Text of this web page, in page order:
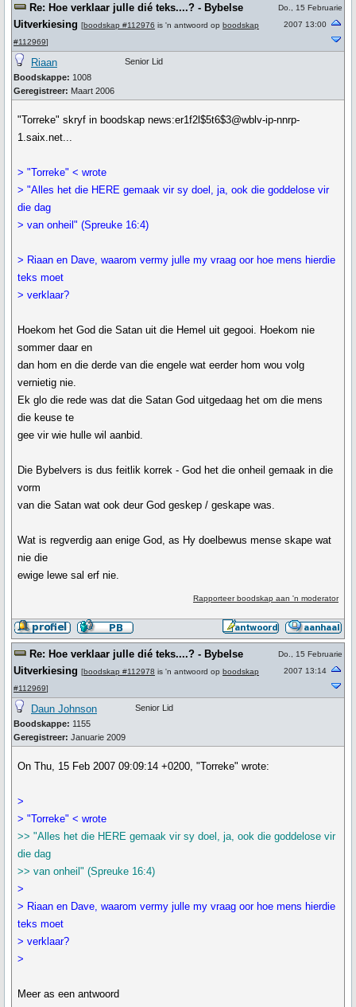
Re: Hoe verklaar julle dié teks....? - Bybelse
Uitverkiesing [boodskap #112976 is 'n antwoord op boodskap
#112969]
Do., 15 Februarie
2007 13:00
Riaan
Boodskappe: 1008
Geregistreer: Maart 2006
Senior Lid
"Torreke" skryf in boodskap news:er1f2l$5t6$3@wblv-ip-nnrp-
1.saix.net...
> "Torreke" < wrote
> "Alles het die HERE gemaak vir sy doel, ja, ook die goddelose vir
die dag
> van onheil" (Spreuke 16:4)
> Riaan en Dave, waarom vermy julle my vraag oor hoe mens hierdie
teks moet
> verklaar?
Hoekom het God die Satan uit die Hemel uit gegooi. Hoekom nie
sommer daar en
dan hom en die derde van die engele wat eerder hom wou volg
vernietig nie.
Ek glo die rede was dat die Satan God uitgedaag het om die mens
die keuse te
gee vir wie hulle wil aanbid.
Die Bybelvers is dus feitlik korrek - God het die onheil gemaak in die
vorm
van die Satan wat ook deur God geskep / geskape was.
Wat is regverdig aan enige God, as Hy doelbewus mense skape wat
nie die
ewige lewe sal erf nie.
Rapporteer boodskap aan 'n moderator
Re: Hoe verklaar julle dié teks....? - Bybelse
Uitverkiesing [boodskap #112978 is 'n antwoord op boodskap
#112969]
Do., 15 Februarie
2007 13:14
Daun Johnson
Boodskappe: 1155
Geregistreer: Januarie 2009
Senior Lid
On Thu, 15 Feb 2007 09:09:14 +0200, "Torreke" wrote:
>
> "Torreke" < wrote
>> "Alles het die HERE gemaak vir sy doel, ja, ook die goddelose vir
die dag
>> van onheil" (Spreuke 16:4)
>
> Riaan en Dave, waarom vermy julle my vraag oor hoe mens hierdie
teks moet
> verklaar?
>
Meer as een antwoord